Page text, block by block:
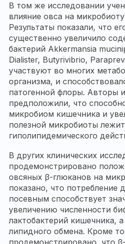
В том же исследовании
влияние овса на
Результаты показали, что
существенно увеличило
бактерий Akkermansia
Dialister, Butyrivibrio,
участвуют во многих
организма, и
патогенной флоры. Авторы
предположили, что
микробиом кишечника и
полезной микробиоты
гиполипидемического
В других клинических
продемонстрировано
овсяных β-глюканов на
показано, что потребление
посевным способствует
увеличению численности
лактобактерий кишечника,
липидного обмена. Кроме